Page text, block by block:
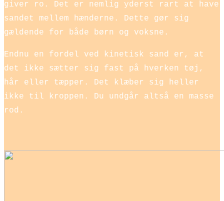
giver ro. Det er nemlig yderst rart at have
sandet mellem hænderne. Dette gør sig
gældende for både børn og voksne.
Endnu en fordel ved kinetisk sand er, at
det ikke sætter sig fast på hverken tøj,
hår eller tæpper. Det klæber sig heller
ikke til kroppen. Du undgår altså en masse
rod.